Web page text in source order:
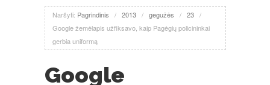
Naršyti: Pagrindinis / 2013 / gegužės / 23 /
Google žemėlapis užfiksavo, kaip Pagėgių policininkai
gerbia uniformą
Google